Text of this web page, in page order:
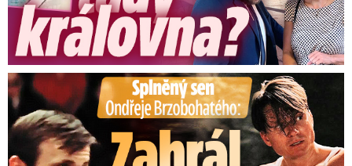
Splněný sen Ondřeje Brzobohatého: Zahrál si svého tátu